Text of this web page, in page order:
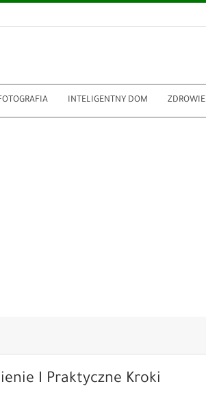
INTELIGENTNY DOM ZDROWIE
I Praktyczne Kroki